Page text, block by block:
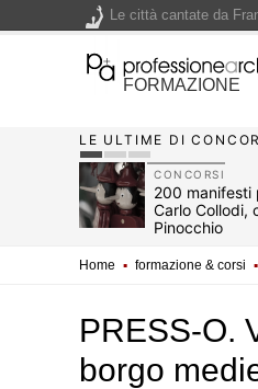
FORMAZIONE
LE ULTIME DI
CONCORSI
200 manifesti
Carlo Collodi,
Pinocchio
Home ▪ formazione & corsi ▪
PRESS-O.
borgo
Le città cantate da
200 manifesti per i